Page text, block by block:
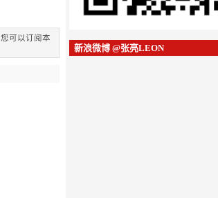
可以订阅本
新浪微博 @张亮LEON